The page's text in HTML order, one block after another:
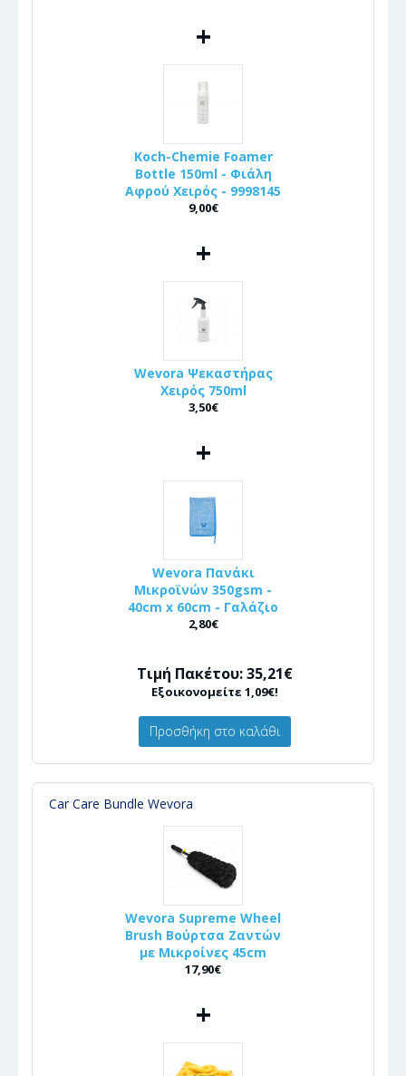
+
Koch-Chemie Foamer
Bottle 150ml - Φιάλη
Αφρού Χειρός - 9998145
9,00€
+
Wevora Ψεκαστήρας
Χειρός 750ml
3,50€
+
Wevora Πανάκι
Μικροϊνών 350gsm -
40cm x 60cm - Γαλάζιο
2,80€
Τιμή Πακέτου: 35,21€
Εξοικονομείτε 1,09€!
Προσθήκη στο καλάθι
Car Care Bundle Wevora
Wevora Supreme Wheel
Brush Βούρτσα Ζαντών
με Μικροίνες 45cm
17,90€
+